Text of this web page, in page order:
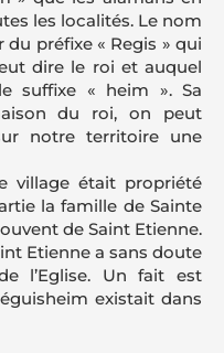
les localités. Le nom
préfixe « Regis » qui
dire le roi et auquel
suffixe « heim ». Sa
du roi, on peut
notre territoire une
village était propriété
la famille de Sainte
de Saint Etienne.
Etienne a sans doute
l’Eglise. Un fait est
existait dans